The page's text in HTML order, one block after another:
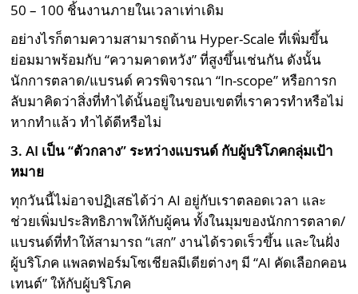
50 – 100 ชิ้นงานภายในเวลาเท่าเดิม
อย่างไรก็ตามความสามารถด้าน Hyper-Scale ที่เพิ่มขึ้น
ย่อมมาพร้อมกับ “ความคาดหวัง” ที่สูงขึ้นเช่นกัน ดังนั้น
นักการตลาด/แบรนด์ ควรพิจารณา “In-scope” หรือการก
ลับมาคิดว่าสิ่งที่ทำได้นั้นอยู่ในขอบเขตที่เราควรทำหรือไม่
หากทำแล้ว ทำได้ดีหรือไม่
3. AI เป็น “ตัวกลาง” ระหว่างแบรนด์ กับผู้บริโภคกลุ่มเป้า
หมาย
ทุกวันนี้ไม่อาจปฏิเสธได้ว่า AI อยู่กับเราตลอดเวลา และ
ช่วยเพิ่มประสิทธิภาพให้กับผู้คน ทั้งในมุมของนักการตลาด/
แบรนด์ที่ทำให้สามารถ “เสก” งานได้รวดเร็วขึ้น และในฝั่ง
ผู้บริโภค แพลตฟอร์มโซเชียลมีเดียต่างๆ มี “AI คัดเลือกคอน
เทนต์” ให้กับผู้บริโภค